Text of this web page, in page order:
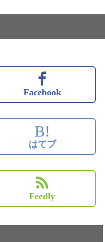
Facebook
B!
はてブ
Feedly